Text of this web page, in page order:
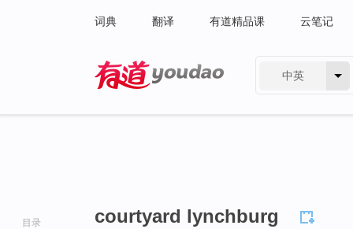
词典 翻译 有道精品课 云笔记
中英
目录 courtyard lynchburg